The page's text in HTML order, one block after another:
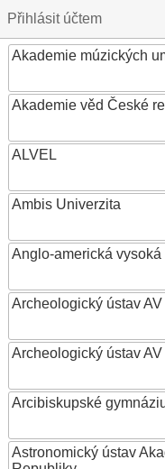
Přihlásit účtem
Akademie múzických
Akademie věd České
ALVEL
Ambis Univerzita
Anglo-americká vysoká
Archeologický ústav
Archeologický ústav
Arcibiskupské
Astronomický ústav